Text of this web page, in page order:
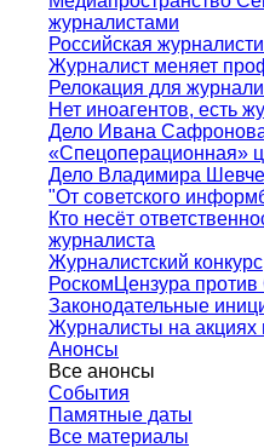
журналистами
Российская
Журналист меняет
Релокация для
Нет иноагентов, есть
Дело Ивана
«Спецоперационная»
Дело Владимира
"От советского
Кто несёт
журналиста
Журналистский конкурс
РоскомЦензура
Законодательные
Журналисты на акциях
Анонсы
Все анонсы
События
Памятные даты
Все материалы